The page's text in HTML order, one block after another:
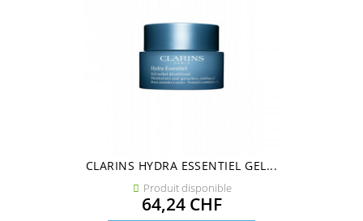
CLARINS HYDRA ESSENTIEL GEL...
 Produit disponible
Prix
64,24 CHF